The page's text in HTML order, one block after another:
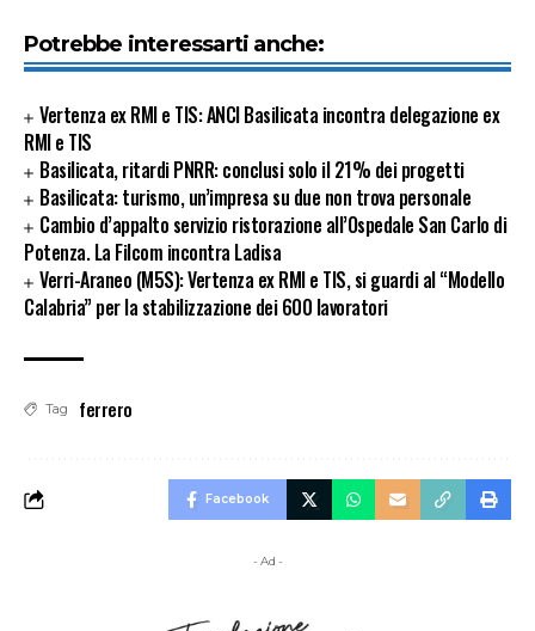
Potrebbe interessarti anche:
Vertenza ex RMI e TIS: ANCI Basilicata incontra delegazione ex
RMI e TIS
Basilicata, ritardi PNRR: conclusi solo il 21% dei progetti
Basilicata: turismo, un’impresa su due non trova personale
Cambio d’appalto servizio ristorazione all’Ospedale San Carlo di
Potenza. La Filcom incontra Ladisa
Verri-Araneo (M5S): Vertenza ex RMI e TIS, si guardi al “Modello
Calabria” per la stabilizzazione dei 600 lavoratori
Tag ferrero
Facebook
- Ad -